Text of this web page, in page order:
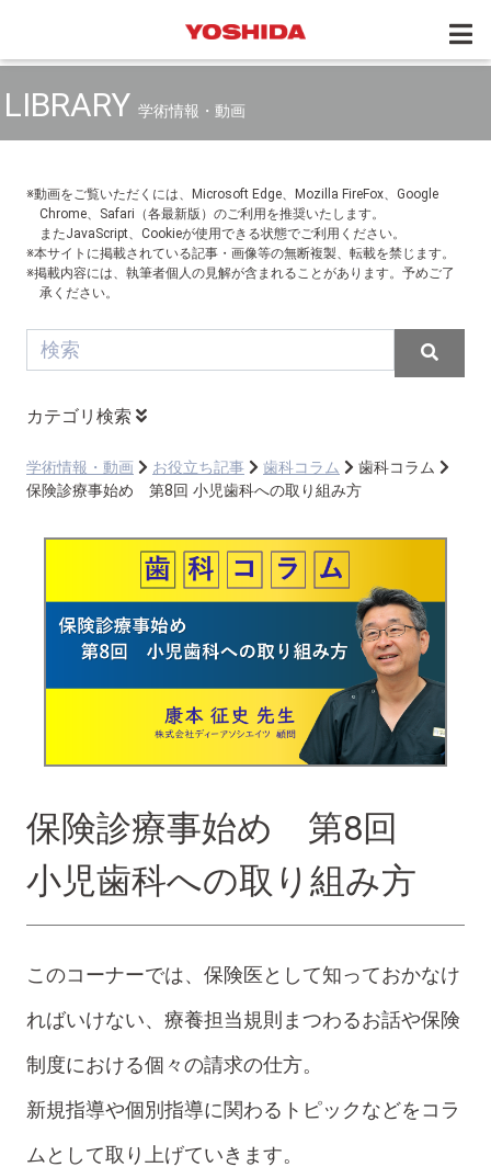
LIBRARY 学術情報・動画
※動画をご覧いただくには、Microsoft Edge、Mozilla FireFox、Google
Chrome、Safari（各最新版）のご利用を推奨いたします。
またJavaScript、Cookieが使用できる状態でご利用ください。
※本サイトに掲載されている記事・画像等の無断複製、転載を禁じます。
※掲載内容には、執筆者個人の見解が含まれることがあります。予めご了
承ください。
カテゴリ検索
学術情報・動画 お役立ち記事 歯科コラム
歯科コラム
保険診療事始め 第8回 小児歯科への取り組み方
保険診療事始め 第8回
小児歯科への取り組み方
このコーナーでは、保険医として知っておかなけ
ればいけない、療養担当規則まつわるお話や保険
制度における個々の請求の仕方。
新規指導や個別指導に関わるトピックなどをコラ
ムとして取り上げていきます。